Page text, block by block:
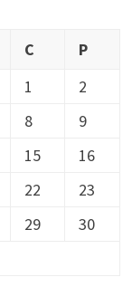
C
P
1
2
8
9
15
16
22
23
29
30